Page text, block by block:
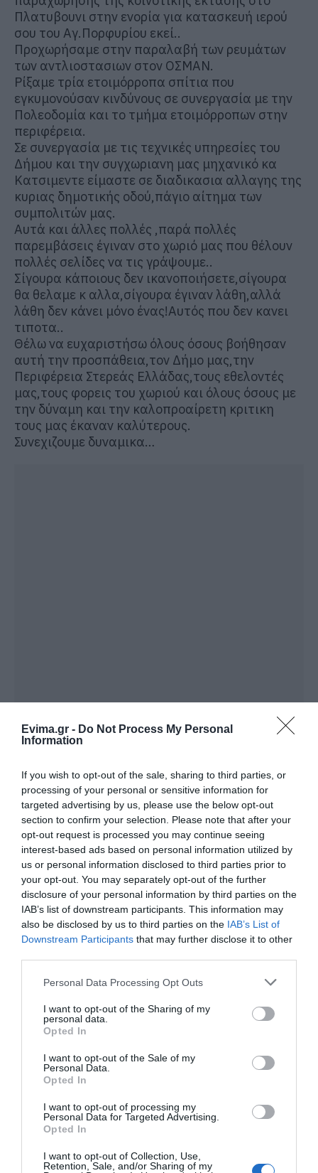
Evima.gr - Do Not Process My Personal
Information
If you wish to opt-out of the sale, sharing to third parties, or
processing of your personal or sensitive information for
targeted advertising by us, please use the below opt-out
section to confirm your selection. Please note that after your
opt-out request is processed you may continue seeing
interest-based ads based on personal information utilized by
us or personal information disclosed to third parties prior to
your opt-out. You may separately opt-out of the further
disclosure of your personal information by third parties on the
IAB’s list of downstream participants. This information may
also be disclosed by us to third parties on the IAB’s List of
Downstream Participants that may further disclose it to other
Please note that this website/app uses one or more Google
not limited to your visit or usage behaviour. You may click to
grant or deny consent to Google and its third-party tags to
use your data for below specified purposes in below Google
consent section.
Personal Data Processing Opt Outs
I want to opt-out of the Sharing of my
personal data.
Opted In
I want to opt-out of the Sale of my
Personal Data.
Opted In
I want to opt-out of processing my
Personal Data for Targeted Advertising.
Opted In
I want to opt-out of Collection, Use,
Retention, Sale, and/or Sharing of my
Πλατυβουνι στην ενορία για κατασκευή ιερού
σου του Αγ.Πορφυρίου εκεί..
Προχωρήσαμε στην παραλαβή των ρευμάτων
των αντλιοστασιων στον ΟΣΜΑΝ.
Ρίξαμε τρία ετοιμόρροπα σπίτια που
εγκυμονούσαν κινδύνους σε συνεργασία με την
Πολεοδομία και το τμήμα ετοιμόρροπων στην
περιφέρεια.
Σε συνεργασία με τις τεχνικές υπηρεσίες του
Δήμου και την συγχωριανη μας μηχανικό κα
Κατσιμεντε είμαστε σε διαδικασια αλλαγης της
κυριας δημοτικής οδού,πάγιο αίτημα των
συμπολιτών μας.
Αυτά και άλλες πολλές ,παρά πολλές
παρεμβάσεις έγιναν στο χωριό μας που θέλουν
πολλές σελίδες να τις γράψουμε..
Σίγουρα κάποιους δεν ικανοποιήσετε,σίγουρα
θα θελαμε κ αλλα,σίγουρα έγιναν λάθη,αλλά
λάθη δεν κάνει μόνο ένας!Αυτός που δεν κανει
τιποτα..
Θέλω να ευχαριστήσω όλους όσους βοήθησαν
αυτή την προσπάθεια,τον Δήμο μας,την
Περιφέρεια Στερεάς Ελλάδας,τους εθελοντές
μας,τους φορεις του χωριού και όλους όσους με
την δύναμη και την καλοπροαίρετη κριτικη
τους μας έκαναν καλύτερους.
Συνεχιζουμε δυναμικα…
Ακολουθήστε το evima.gr στοGoogle News
Διαβάστε όλες τιςειδήσεις για την Εύβοια
Διαβάστε όλες τιςτελευταίες ειδήσειςγια την
Φωτιά στη Σκύρο: Δύσκολη νύχτα
για την Καλαμίτσα – Νέες εικόνες
και βίντεο
06.08.2026 | 22:04
Εύβοια: Με κατάνυξη και πλήθος
κόσμου η μεγάλη γιορτή στους
Ωρεούς – Παρών ο Θανάσης
Ζεμπίλης
06.08.2026 | 22:00